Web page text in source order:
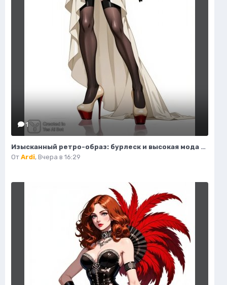
1
Изысканный ретро-образ: бурлеск и высокая мода в деталях. Картинка из нейросети Flux
От Ardi, Вчера в 16:29